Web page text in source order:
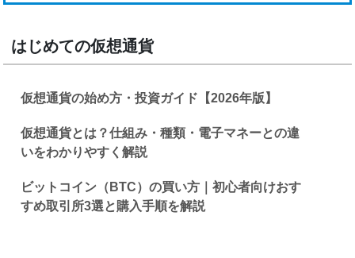
はじめての仮想通貨
仮想通貨の始め方・投資ガイド【2026年版】
仮想通貨とは？仕組み・種類・電子マネーとの違
いをわかりやすく解説
ビットコイン（BTC）の買い方｜初心者向けおす
すめ取引所3選と購入手順を解説